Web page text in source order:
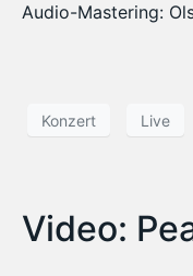
Audio-Mastering:
Konzert Live
Video: